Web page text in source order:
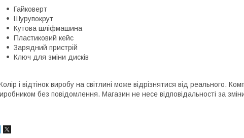
Гайковерт
Шурупокрут
Кутова шліфмашина
Пластиковий кейс
Зарядний пристрій
Ключ для зміни дисків
і відтінок виробу на світлині може відрізнятися від реального.
без повідомлення. Магазин не несе відповідальності за